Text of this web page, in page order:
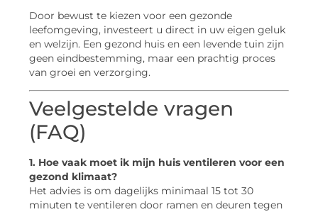
Door bewust te kiezen voor een gezonde
leefomgeving, investeert u direct in uw eigen geluk
en welzijn. Een gezond huis en een levende tuin zijn
geen eindbestemming, maar een prachtig proces
van groei en verzorging.
Veelgestelde vragen
(FAQ)
1. Hoe vaak moet ik mijn huis ventileren voor een
gezond klimaat?
Het advies is om dagelijks minimaal 15 tot 30
minuten te ventileren door ramen en deuren tegen